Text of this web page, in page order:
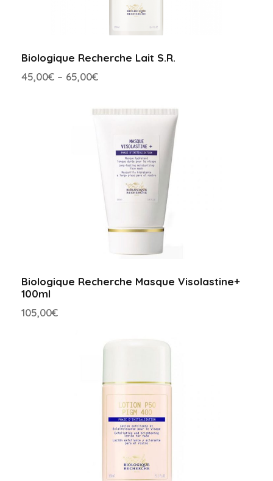
Biologique Recherche Lait S.R.
45,00€ – 65,00€
Biologique Recherche Masque Visolastine+
100ml
105,00€